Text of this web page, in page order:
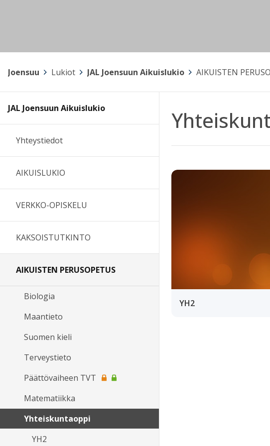
Joensuu Lukiot JAL Joensuun Aikuislukio AIKUISTEN
YH2
JAL Joensuun Aikuislukio
Yhteystiedot
AIKUISLUKIO
VERKKO-OPISKELU
KAKSOISTUTKINTO
AIKUISTEN PERUSOPETUS
Biologia
Maantieto
Suomen kieli
Terveystieto
Päättövaiheen TVT
Matematiikka
Yhteiskuntaoppi
YH2